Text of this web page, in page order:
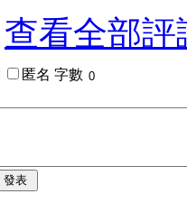
查看全部評
匿名 字數
發表